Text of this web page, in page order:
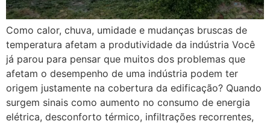
Como calor, chuva, umidade e mudanças bruscas de
temperatura afetam a produtividade da indústria Você
já parou para pensar que muitos dos problemas que
afetam o desempenho de uma indústria podem ter
origem justamente na cobertura da edificação? Quando
surgem sinais como aumento no consumo de energia
elétrica, desconforto térmico, infiltrações recorrentes,